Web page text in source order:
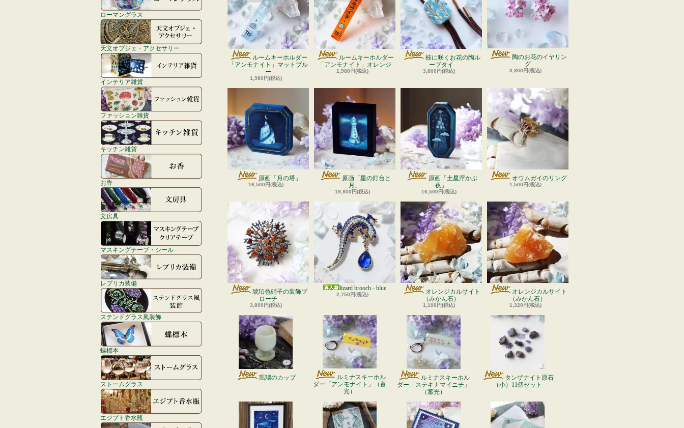
ローマングラス
天文オブジェ・アクセサリー
インテリア雑貨
ファッション雑貨
キッチン雑貨
お香
文房具
マスキングテープ・シール
レプリカ装備
ステンドグラス風装飾
蝶標本
ストームグラス
エジプト香水瓶
ルームキーホルダー
「アンモナイト」マットブル
ー
1,980円(税込)
ルームキーホルダー
「アンモナイト」オレンジ
1,980円(税込)
枝に咲くお花の陶ル
ープタイ
3,800円(税込)
陶のお花のイヤリン
グ
3,800円(税込)
原画「月の塔」
16,500円(税込)
原画「星の灯台と
月」
19,800円(税込)
原画「土星浮かぶ
夜」
16,500円(税込)
オウムガイのリング
1,500円(税込)
琥珀色硝子の装飾ブ
ローチ
3,800円(税込)
lizard brooch - blue
2,750円(税込)
オレンジカルサイト
（みかん石）
1,100円(税込)
オレンジカルサイト
（みかん石）
1,320円(税込)
瑪瑙のカップ
ルミナスキーホル
ダー「アンモナイト」（蓄
光）
ルミナスキーホル
ダー「ステキナマイニチ」
（蓄光）
タンザナイト原石
（小）11個セット